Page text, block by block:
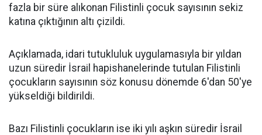
fazla bir süre alıkonan Filistinli çocuk sayısının sekiz
katına çıktığının altı çizildi.
Açıklamada, idari tutukluluk uygulamasıyla bir yıldan
uzun süredir İsrail hapishanelerinde tutulan Filistinli
çocukların sayısının söz konusu dönemde 6'dan 50'ye
yükseldiği bildirildi.
Bazı Filistinli çocukların ise iki yılı aşkın süredir İsrail